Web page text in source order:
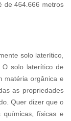
de 464.666 metros
solo laterítico,
O solo laterítico de
matéria orgânica e
as propriedades
Quer dizer que o
químicas, físicas e